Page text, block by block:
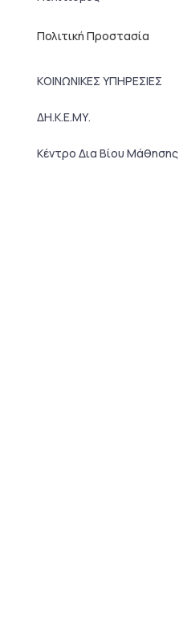
Πολιτική Προστασία
ΚΟΙΝΩΝΙΚΕΣ ΥΠΗΡΕΣΙΕΣ
ΔΗ.Κ.Ε.ΜΥ.
Κέντρο Δια Βίου Μάθησης